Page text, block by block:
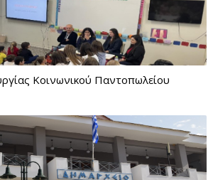
Κοινωνικού Παντοπωλείου